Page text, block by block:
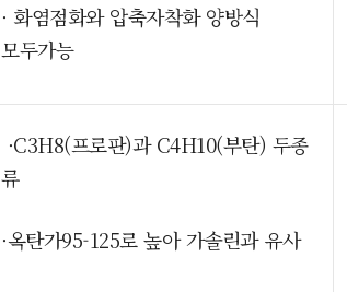
· 화염점화와 압축자착화 양방식
모두가능
·C3H8(프로판)과 C4H10(부탄) 두종
류
·옥탄가95-125로 높아 가솔린과 유사